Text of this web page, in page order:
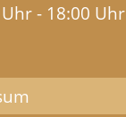
- 18:00 Uhr